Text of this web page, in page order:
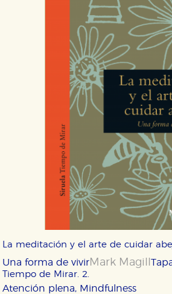
La meditación y el arte de cuidar
Una forma de vivirMark Magill
Tiempo de Mirar. 2.
Atención plena, Mindfulness